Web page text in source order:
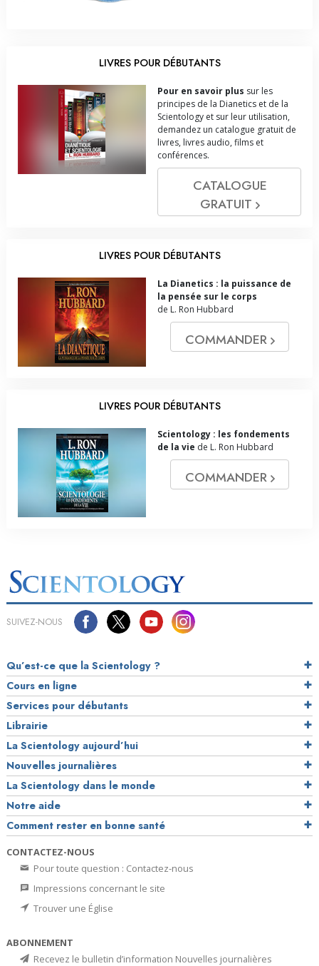
LIVRES POUR DÉBUTANTS
Pour en savoir plus sur les
principes de la Dianetics et de la
Scientology et sur leur utilisation,
demandez un catalogue gratuit de
livres, livres audio, films et
conférences.
CATALOGUE
GRATUIT
LIVRES POUR DÉBUTANTS
La Dianetics : la puissance de
la pensée sur le corps
de L. Ron Hubbard
COMMANDER
LIVRES POUR DÉBUTANTS
Scientology : les fondements
de la vie de L. Ron Hubbard
COMMANDER
SUIVEZ-NOUS
Qu’est-ce que la Scientology ?
Cours en ligne
Services pour débutants
Librairie
La Scientology aujourd’hui
Nouvelles journalières
La Scientology dans le monde
Notre aide
Comment rester en bonne santé
CONTACTEZ-NOUS
Pour toute question : Contactez-nous
Impressions concernant le site
Trouver une Église
ABONNEMENT
Recevez le bulletin d’information Nouvelles journalières